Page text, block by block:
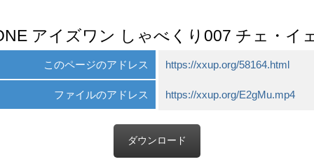
アイズワン しゃべくり007 チェ・イ
このページのアドレス https://xxup.org/58164.html
ファイルのアドレス https://xxup.org/E2gMu.mp4
ダウンロード